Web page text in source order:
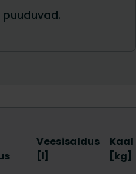
Veesisaldus
[l]
Kaal
[kg]